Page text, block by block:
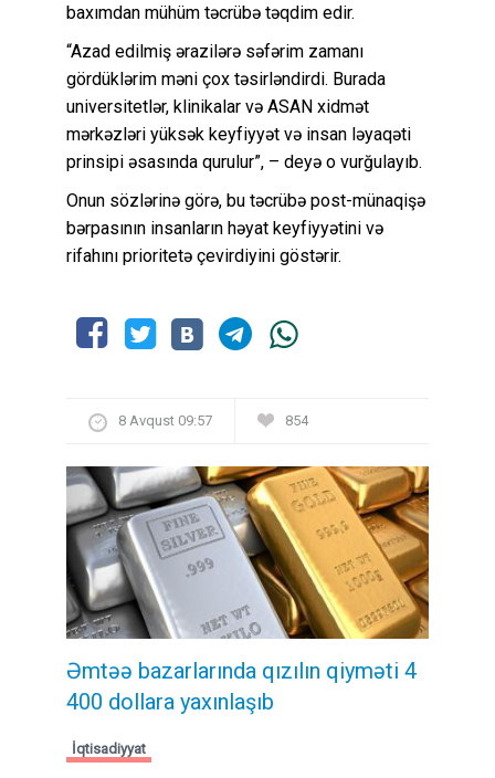
baxımdan mühüm təcrübə təqdim edir.
“Azad edilmiş ərazilərə səfərim zamanı
gördüklərim məni çox təsirləndirdi. Burada
universitetlər, klinikalar və ASAN xidmət
mərkəzləri yüksək keyfiyyət və insan ləyaqəti
prinsipi əsasında qurulur”, – deyə o vurğulayıb.
Onun sözlərinə görə, bu təcrübə post-münaqişə
bərpasının insanların həyat keyfiyyətini və
rifahını prioritetə çevirdiyini göstərir.
8 Avqust 09:57 854
Əmtəə bazarlarında qızılın qiyməti 4
400 dollara yaxınlaşıb
İqtisadiyyat